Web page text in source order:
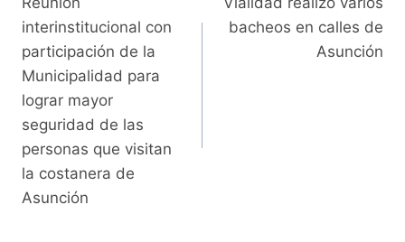
de
entradas
interinstitucional con
participación de la
Municipalidad para
lograr mayor
seguridad de las
personas que visitan
la costanera de
Asunción
bacheos en calles de
Asunción